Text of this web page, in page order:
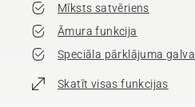
Mīksts satvēriens
Āmura funkcija
Speciāla pārklājuma galva
Skatīt visas funkcijas